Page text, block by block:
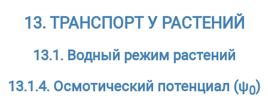
13. ТРАНСПОРТ У РАСТЕНИЙ
13.1. Водный режим растений
13.1.4. Осмотический потенциал (ψ0)